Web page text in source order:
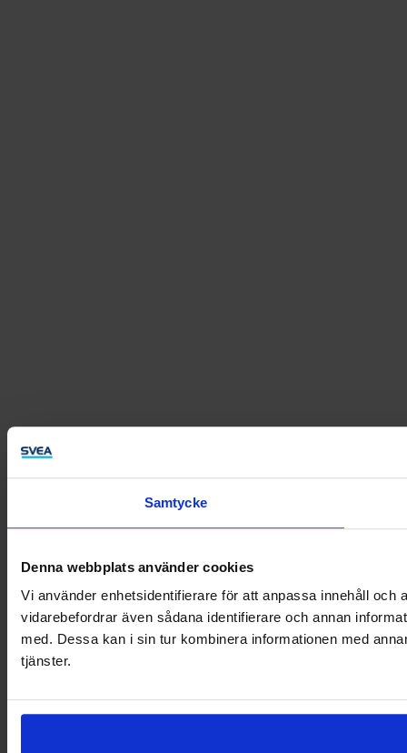
Samtycke
Denna webbplats använder cookies
Vi använder enhetsidentifierare för att anpassa innehåll
vidarebefordrar även sådana identifierare och annan
med. Dessa kan i sin tur kombinera informationen med
tjänster.